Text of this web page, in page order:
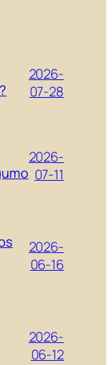
2026-
07-28
2026-
07-11
2026-
06-16
2026-
06-12